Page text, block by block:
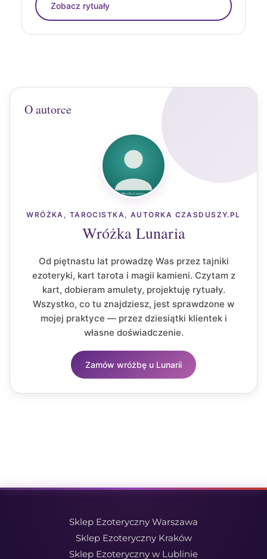
Zobacz rytuały
O autorce
WRÓŻKA, TAROCISTKA, AUTORKA CZASDUSZY.PL
Wróżka Lunaria
Od piętnastu lat prowadzę Was przez tajniki
ezoteryki, kart tarota i magii kamieni. Czytam z
kart, dobieram amulety, projektuję rytuały.
Wszystko, co tu znajdziesz, jest sprawdzone w
mojej praktyce — przez dziesiątki klientek i
własne doświadczenie.
Zamów wróżbę u Lunarii
Sklep Ezoteryczny Warszawa
Sklep Ezoteryczny Kraków
Sklep Ezoteryczny w Lublinie